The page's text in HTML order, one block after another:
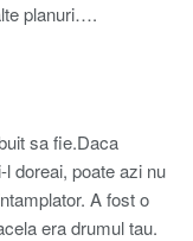
planuri….
sa fie.Daca
doreai, poate azi nu
A fost o
era drumul tau.